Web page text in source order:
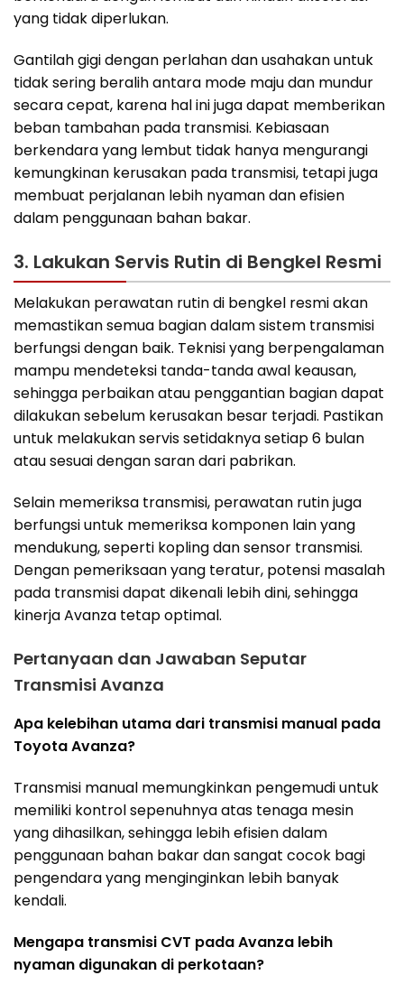
yang tidak diperlukan.
Gantilah gigi dengan perlahan dan usahakan untuk
tidak sering beralih antara mode maju dan mundur
secara cepat, karena hal ini juga dapat memberikan
beban tambahan pada transmisi. Kebiasaan
berkendara yang lembut tidak hanya mengurangi
kemungkinan kerusakan pada transmisi, tetapi juga
membuat perjalanan lebih nyaman dan efisien
dalam penggunaan bahan bakar.
3. Lakukan Servis Rutin di Bengkel Resmi
Melakukan perawatan rutin di bengkel resmi akan
memastikan semua bagian dalam sistem transmisi
berfungsi dengan baik. Teknisi yang berpengalaman
mampu mendeteksi tanda-tanda awal keausan,
sehingga perbaikan atau penggantian bagian dapat
dilakukan sebelum kerusakan besar terjadi. Pastikan
untuk melakukan servis setidaknya setiap 6 bulan
atau sesuai dengan saran dari pabrikan.
Selain memeriksa transmisi, perawatan rutin juga
berfungsi untuk memeriksa komponen lain yang
mendukung, seperti kopling dan sensor transmisi.
Dengan pemeriksaan yang teratur, potensi masalah
pada transmisi dapat dikenali lebih dini, sehingga
kinerja Avanza tetap optimal.
Pertanyaan dan Jawaban Seputar
Transmisi Avanza
Apa kelebihan utama dari transmisi manual pada
Toyota Avanza?
Transmisi manual memungkinkan pengemudi untuk
memiliki kontrol sepenuhnya atas tenaga mesin
yang dihasilkan, sehingga lebih efisien dalam
penggunaan bahan bakar dan sangat cocok bagi
pengendara yang menginginkan lebih banyak
kendali.
Mengapa transmisi CVT pada Avanza lebih
nyaman digunakan di perkotaan?